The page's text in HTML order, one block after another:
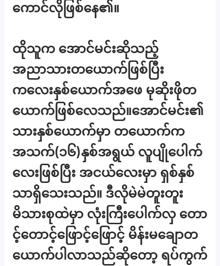
ကောင်လိုဖြစ်နေ၏။
ထိုသူက အောင်မင်းဆိုသည့်
အညာသားတယောက်ဖြစ်ပြီး
ကလေးနှစ်ယောက်အဖေ မုဆိုးဖိုတ
ယောက်ဖြစ်လေသည်။အောင်မင်း၏
သားနှစ်ယောက်မှာ တယောက်က
အသက်(၁၆)နှစ်အရွယ် လူပျိုပေါက်
လေးဖြစ်ပြီး အငယ်လေးမှာ ရှစ်နှစ်
သာရှိသေးသည်။ ဒီလိုမဲမဲတူးတူး
မိသားစုထဲမှာ လုံးကြီးပေါက်လှ တော
င့်တောင့်ဖြောင့်ဖြောင့် မိန်းမချောတ
ယောက်ပါလာသည်ဆိုတော့ ရပ်ကွက်